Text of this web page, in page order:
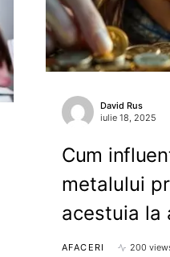
David Rus
iulie 18, 2025
Cum
metalului
acestuia la
AFACERI 200